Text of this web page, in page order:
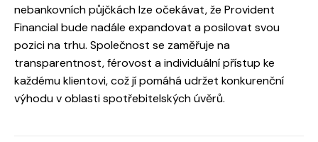
nebankovních půjčkách lze očekávat, že Provident
Financial bude nadále expandovat a posilovat svou
pozici na trhu. Společnost se zaměřuje na
transparentnost, férovost a individuální přístup ke
každému klientovi, což jí pomáhá udržet konkurenční
výhodu v oblasti spotřebitelských úvěrů.